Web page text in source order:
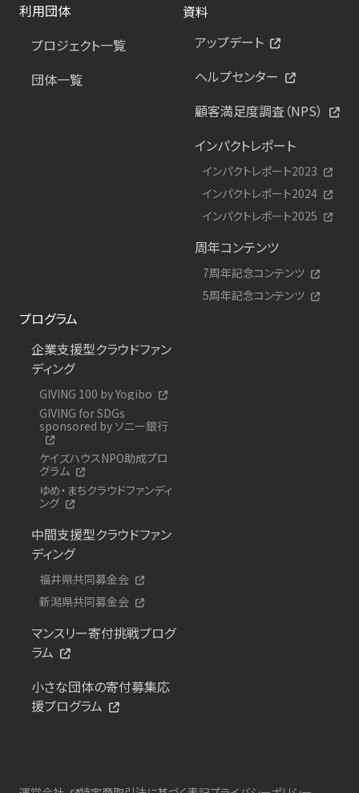
利用団体
プロジェクト一覧
団体一覧
資料
アップデート
ヘルプセンター
顧客満足度調査（NPS）
インパクトレポート
インパクトレポート2023
インパクトレポート2024
インパクトレポート2025
周年コンテンツ
7周年記念コンテンツ
5周年記念コンテンツ
プログラム
企業支援型クラウドファン
ディング
GIVING 100 by Yogibo
GIVING for SDGs
sponsored by ソニー銀行
ケイズハウスNPO助成プロ
グラム
ゆめ・まちクラウドファンディ
ング
中間支援型クラウドファン
ディング
福井県共同募金会
新潟県共同募金会
マンスリー寄付挑戦プログ
ラム
小さな団体の寄付募集応
援プログラム